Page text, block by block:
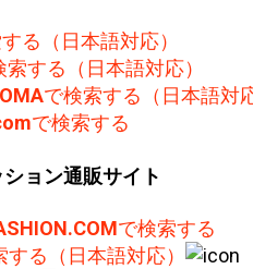
る（日本語対応）
索する（日本語対応）
で検索する（日本語対
で検索する
ョン通販サイト
で検索する
する（日本語対応）